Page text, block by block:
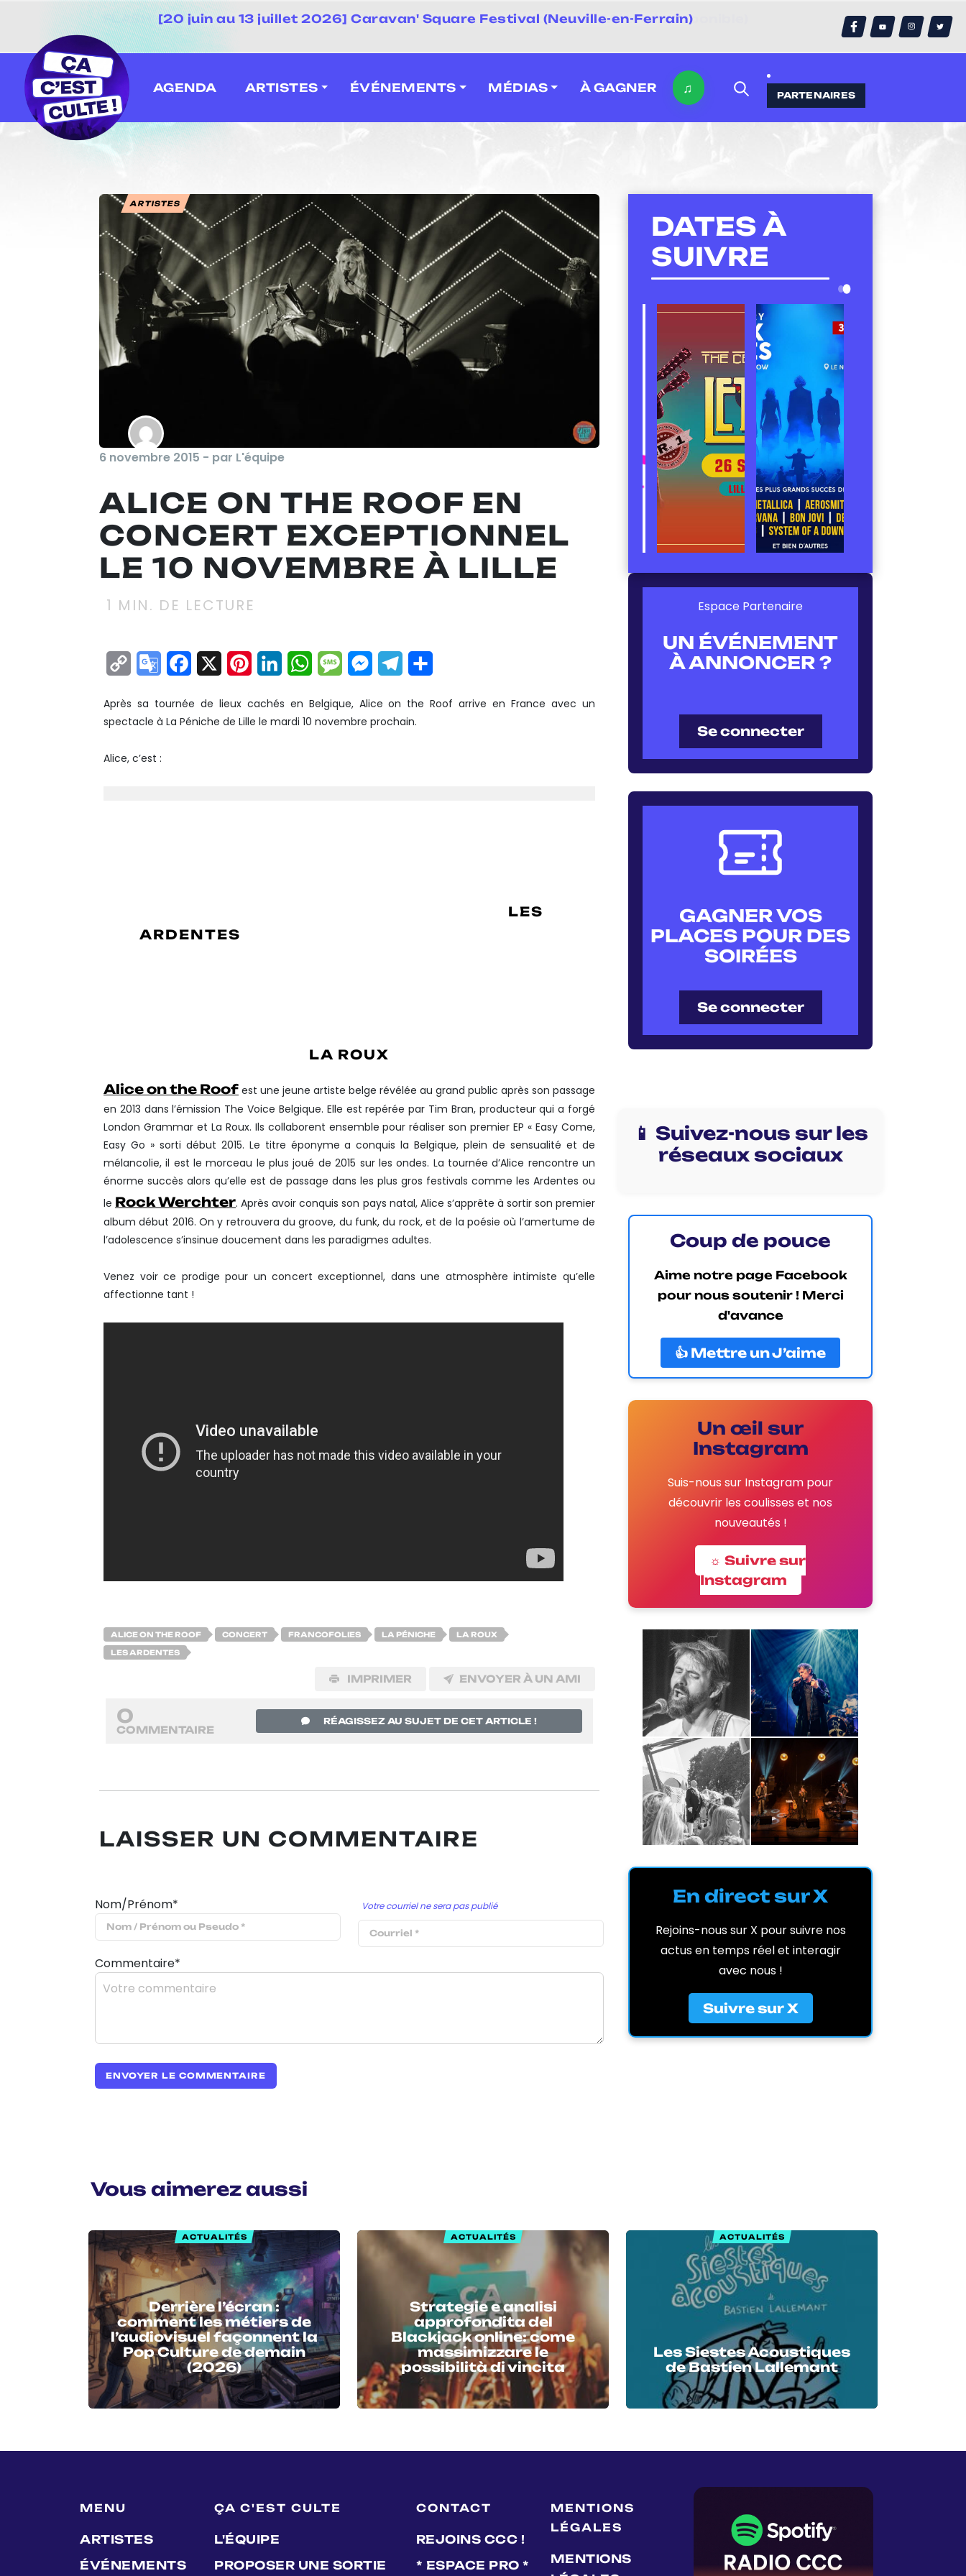
[20 juin au 13 juillet 2026] Caravan' Square Festival (Neuville-en-Ferrain)
AGENDA ARTISTES ÉVÉNEMENTS MÉDIAS À GAGNER ♫ PARTENAIRES
ARTISTES
6 novembre 2015 - par L'équipe
ALICE ON THE ROOF EN
CONCERT EXCEPTIONNEL
LE 10 NOVEMBRE À LILLE
1 MIN. DE LECTURE
Copy GoogleFacebook
X Pinterest
LinkedInWhatsApp
MessageMessenger
Telegram
Après sa tournée de lieux cachés en Belgique, Alice on the Roof arrive en France avec un
spectacle à La Péniche de Lille le mardi 10 novembre prochain.
Alice, c’est :
LES
ARDENTES
LA ROUX
Alice on the Roof est une jeune artiste belge révélée au grand public après son passage
en 2013 dans l’émission The Voice Belgique. Elle est repérée par Tim Bran, producteur qui a forgé
London Grammar et La Roux. Ils collaborent ensemble pour réaliser son premier EP « Easy Come,
Easy Go » sorti début 2015. Le titre éponyme a conquis la Belgique, plein de sensualité et de
mélancolie, il est le morceau le plus joué de 2015 sur les ondes. La tournée d’Alice rencontre un
énorme succès alors qu’elle est de passage dans les plus gros festivals comme les Ardentes ou
le Rock Werchter. Après avoir conquis son pays natal, Alice s’apprête à sortir son premier
album début 2016. On y retrouvera du groove, du funk, du rock, et de la poésie où l’amertume de
l’adolescence s’insinue doucement dans les paradigmes adultes.
Venez voir ce prodige pour un concert exceptionnel, dans une atmosphère intimiste qu’elle
affectionne tant !
ALICE ON THE ROOF CONCERT FRANCOFOLIES LA PÉNICHE LA ROUX
LES ARDENTES
IMPRIMER ENVOYER À UN AMI
0
COMMENTAIRE
RÉAGISSEZ AU SUJET DE CET ARTICLE !
LAISSER UN COMMENTAIRE
Nom/Prénom* Votre courriel ne sera pas publié
Commentaire*
DATES À
SUIVRE
Espace Partenaire
UN ÉVÉNEMENT
À ANNONCER ?
Se connecter
GAGNER VOS
PLACES POUR DES
SOIRÉES
Se connecter
📱 Suivez-nous sur les
réseaux sociaux
Coup de pouce
Aime notre page Facebook
pour nous soutenir ! Merci
d'avance
👍 Mettre un J’aime
Un œil sur
Instagram
Suis-nous sur Instagram pour
découvrir les coulisses et nos
nouveautés !
☼ Suivre sur
Instagram
En direct sur X
Rejoins-nous sur X pour suivre nos
actus en temps réel et interagir
avec nous !
Suivre sur X
Vous aimerez aussi
ACTUALITÉS
Derrière l’écran :
comment les métiers de
l’audiovisuel façonnent la
Pop Culture de demain
(2026)
ACTUALITÉS
Strategie e analisi
approfondita del
Blackjack online: come
massimizzare le
possibilità di vincita
ACTUALITÉS
Les Siestes Acoustiques
de Bastien Lallemant
MENU
ARTISTES
ÉVÉNEMENTS
ÇA C'EST CULTE
L'ÉQUIPE
PROPOSER UNE SORTIE
CONTACT
REJOINS CCC !
* ESPACE PRO *
MENTIONS
LÉGALES
MENTIONS